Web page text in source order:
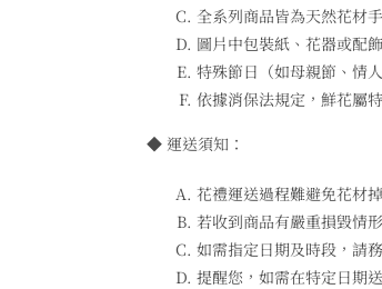
全系列商品皆為天然花材
圖片中包裝紙、花器或配
特殊節日（如母親節、情
依據消保法規定，鮮花屬
◆ 運送須知：
花禮運送過程難避免花材
若收到商品有嚴重損毀情
如需指定日期及時段，請
提醒您，如需在特定日期